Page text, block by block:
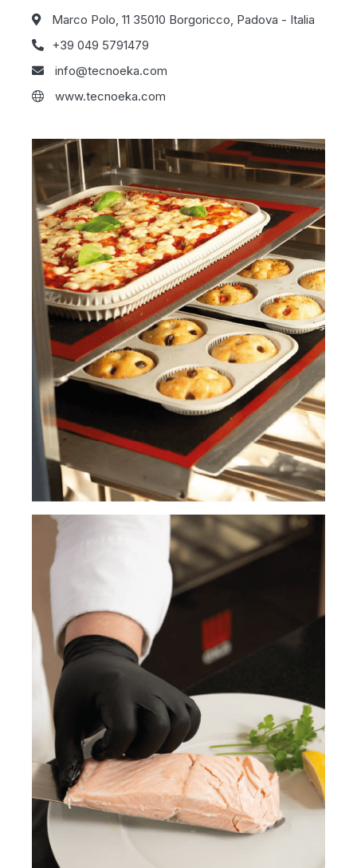
Marco Polo, 11 35010 Borgoricco, Padova - Italia
+39 049 5791479
info@tecnoeka.com
www.tecnoeka.com